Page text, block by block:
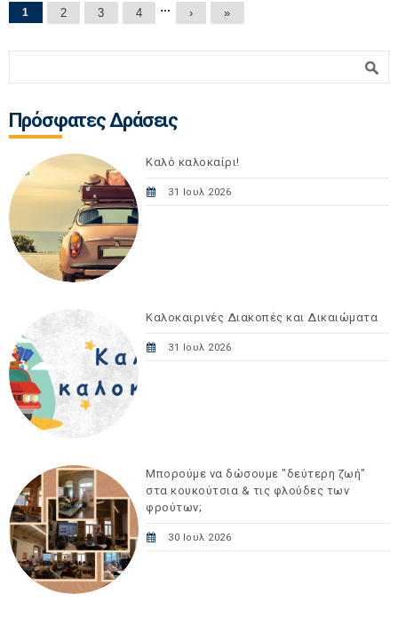
Σελίδες
1 2 3 4 … › »
Πρόσφατες Δράσεις
Καλό καλοκαίρι!
31 Ιουλ 2026
Καλοκαιρινές Διακοπές και Δικαιώματα
31 Ιουλ 2026
Μπορούμε να δώσουμε "δεύτερη ζωή"
στα κουκούτσια & τις φλούδες των
φρούτων;
30 Ιουλ 2026